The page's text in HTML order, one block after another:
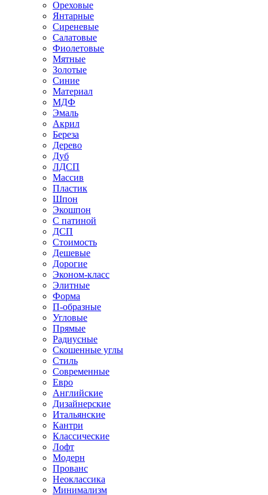
Ореховые
Янтарные
Сиреневые
Салатовые
Фиолетовые
Мятные
Золотые
Синие
Материал
МДФ
Эмаль
Акрил
Береза
Дерево
Дуб
ЛДСП
Массив
Пластик
Шпон
Экошпон
С патиной
ДСП
Стоимость
Дешевые
Дорогие
Эконом-класс
Элитные
Форма
П-образные
Угловые
Прямые
Радиусные
Скошенные углы
Стиль
Современные
Евро
Английские
Дизайнерские
Итальянские
Кантри
Классические
Лофт
Модерн
Прованс
Неоклассика
Минимализм